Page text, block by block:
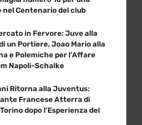
nel Centenario del club
in Fervore: Juve alla
un Portiere, Joao Mario alla
e Polemiche per l’Affare
Napoli-Schalke
Ritorna alla Juventus:
Francese Atterra di
dopo l’Esperienza del